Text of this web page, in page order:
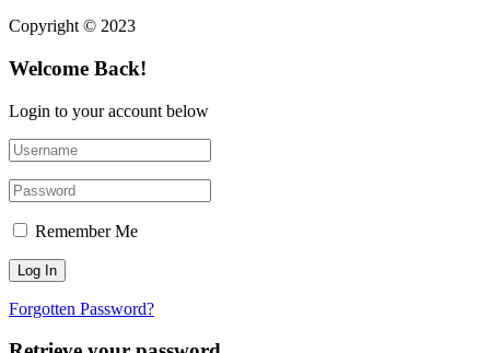
Copyright © 2023
Welcome Back!
Login to your account below
Remember Me
Forgotten Password?